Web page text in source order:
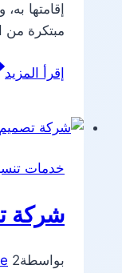
إقامتها
مبتكرة من
إقرأ المزيد
خدمات
شركة
بواسطة2 يونيو، 2024